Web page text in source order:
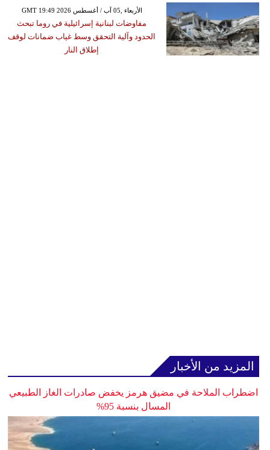
GMT 19:49 2026 الأربعاء ,05 آب / أغسطس
مفاوضات لبنانية إسرائيلية في روما تبحث
الحدود وآلية التحقق وسط غياب ضمانات لوقف
إطلاق النار
المزيد من الأخبار
اضطراب الملاحة في مضيق هرمز يخفض صادرات الغاز الطبيعي
المسال بنسبة 95%